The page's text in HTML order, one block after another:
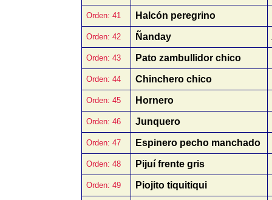
Orden: 41 Halcón peregrino
Orden: 42 Ñanday
Orden: 43 Pato zambullidor chico
Orden: 44 Chinchero chico
Orden: 45 Hornero
Orden: 46 Junquero
Orden: 47 Espinero pecho manchado
Orden: 48 Pijuí frente gris
Orden: 49 Piojito tiquitiqui